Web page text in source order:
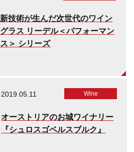
新技術が生んだ次世代のワイン
グラス リーデル＜パフォーマン
ス＞ シリーズ
2019.05.11 Wine
オーストリアのお城ワイナリー
『シュロスゴベルスブルク』